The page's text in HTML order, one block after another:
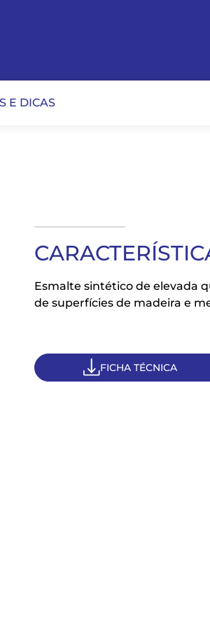
E DICAS
Esmalte sintético de elevada
de superfícies de madeira e
FICHA TÉCNICA